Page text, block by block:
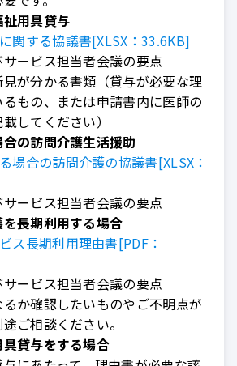
用具貸与
関する協議書[XLSX：33.6KB]
ービス担当者会議の要点
が分かる書類（貸与が必要な理
もの、または申請書内に医師の
してください）
の訪問介護生活援助
場合の訪問介護の協議書[XLSX：
ービス担当者会議の要点
長期利用する場合
ス長期利用理由書[PDF：
ービス担当者会議の要点
か確認したいものやご不明点が
ご相談ください。
貸与をする場合